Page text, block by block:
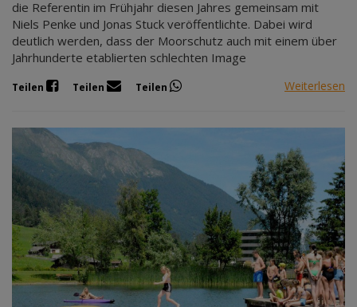
die Referentin im Frühjahr diesen Jahres gemeinsam mit
Niels Penke und Jonas Stuck veröffentlichte. Dabei wird
deutlich werden, dass der Moorschutz auch mit einem über
Jahrhunderte etablierten schlechten Image
Teilen Teilen Teilen Weiterlesen